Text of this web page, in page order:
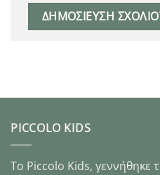
PICCOLO KIDS
Το Piccolo Kids, γεννήθηκε